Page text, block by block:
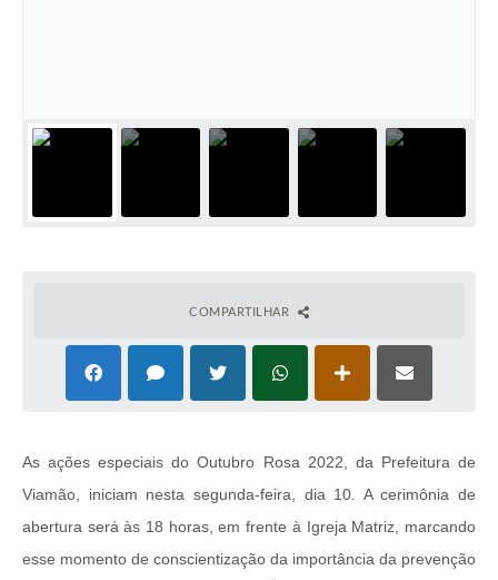
COMPARTILHAR
As ações especiais do Outubro Rosa 2022, da Prefeitura de
Viamão, iniciam nesta segunda-feira, dia 10. A cerimônia de
abertura será às 18 horas, em frente à Igreja Matriz, marcando
esse momento de conscientização da importância da prevenção